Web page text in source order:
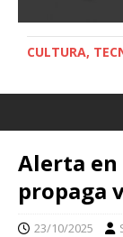
CULTURA,
Alerta en
propaga
23/10/2025